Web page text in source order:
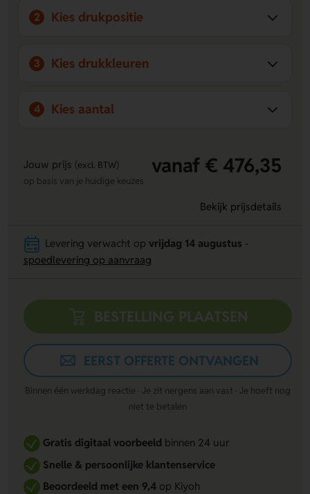
stijlvolle en duurzame uitstraling die opvalt bij zakelijke
relaties.
2 Kies drukpositie
3 Kies drukkleuren
4 Kies aantal
Jouw prijs (excl. BTW) vanaf € 476,35
op basis van je huidige keuzes
Bekijk prijsdetails
Levering verwacht opvrijdag 14 augustus
spoedlevering op aanvraag
BESTELLING PLAATSEN
EERST OFFERTE ONTVANGEN
Binnen één werkdag reactie · Je zit nergens aan vast · Je hoeft nog
niet te betalen
Gratis digitaal voorbeeldbinnen 24 uur
Snelle & persoonlijke klantenservice
Beoordeeld met een 9,4op Kiyoh